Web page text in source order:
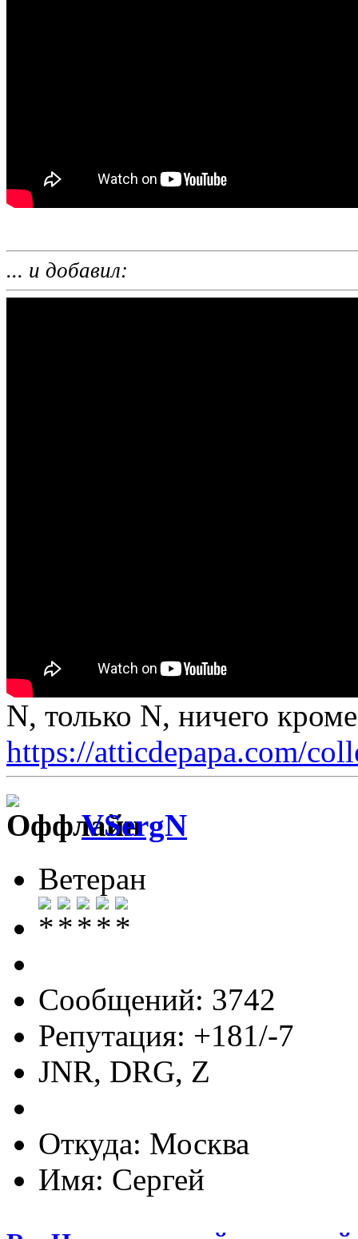
... и добавил:
N, только N, ничего
https://atticdepapa.com/
VSergN
Ветеран
Сообщений: 3742
Репутация: +181/-7
JNR, DRG, Z
Откуда: Москва
Имя: Сергей